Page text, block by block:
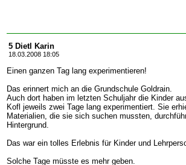
5 Dietl Karin
18.03.2008 18:05
Einen ganzen Tag lang experimentieren!
Das erinnert mich an die Grundschule Goldrain.
Auch dort haben im letzten Schuljahr die Kinder
Kofl jeweils zwei Tage lang experimentiert. Sie
Materialien, die sie sich suchen mussten,
Hintergrund.
Das war ein tolles Erlebnis für Kinder und
Solche Tage müsste es mehr geben.